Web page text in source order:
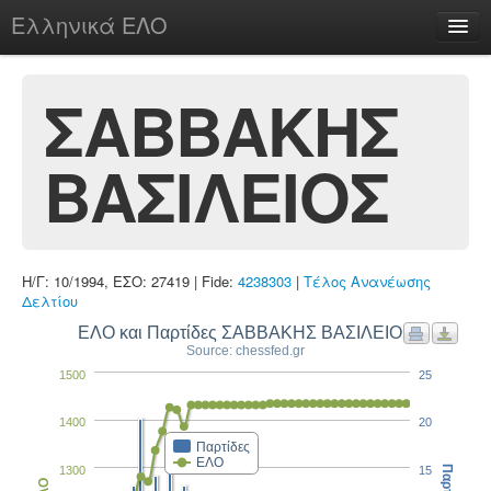
Ελληνικά ΕΛΟ
chesstu.be @ discord
Login
ΣΑΒΒΑΚΗΣ
ΒΑΣΙΛΕΙΟΣ
Η/Γ: 10/1994, ΕΣΟ: 27419 | Fide: 4238303 | Τέλος Ανανέωσης
Δελτίου
ΕΛΟ και Παρτίδες ΣΑΒΒΑΚΗΣ ΒΑΣΙΛΕΙΟΣ
Source: chessfed.gr
Παρτίδες
ΕΛΟ
1300
1400
1500
15
20
25